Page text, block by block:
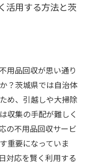
活用する方法と茨
用品回収が思い通り
？茨城県では自治体
め、引越しや大掃除
収集の手配が難しく
の不用品回収サービ
重要になっていま
対応を賢く利用する